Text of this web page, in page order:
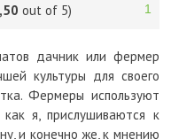
out of 5) 1
дачник или фермер
культуры для своего
Фермеры используют
я, прислушиваются к
и конечно же, к мнению